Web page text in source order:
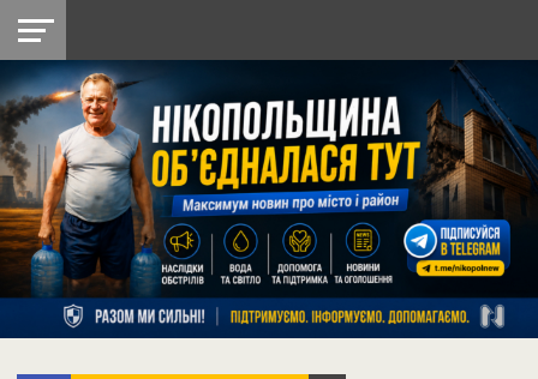
НІКОПОЛЬ
РАЙОН
СІЧЕСЛАВСЬКА
УКРАЇНА
РЕТРО
НІКОПОЛЬ
ЛАЙТ
УКРАЇНА
ДОПОМОГА
РАДІО